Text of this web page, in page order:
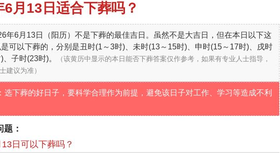
月13日 适合下葬吗？
年6月13日（阳历）不是下葬的最佳吉日。虽然不是大吉日，但在本日以下这
可以下葬的，分别是丑时(1～3时)、未时(13～15时)、申时(15～17时)、戌时
子时(23时)。
（该黄历中显示的本日能否下葬答案仅作参考，如果有专业人士指导，
建议为准）
选下葬的好日子，要科学合理作为前提，避免该日子对工作、学习等造成不利
：
日可以下葬吗？